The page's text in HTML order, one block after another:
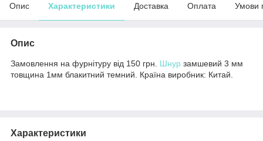
Опис Характеристики Доставка Оплата Умови
Опис
Замовлення на фурнітуру від 150 грн. Шнур замшевий 3 мм
товщина 1мм блакитний темний. Країна виробник: Китай.
Характеристики